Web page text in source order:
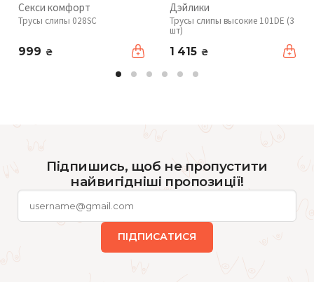
Секси комфорт
Трусы слипы 028SC
999 ₴
Дэйлики
Трусы слипы высокие 101DE (3
шт)
1 415 ₴
Підпишись, щоб не пропустити
найвигідніші пропозиції!
ПІДПИСАТИСЯ